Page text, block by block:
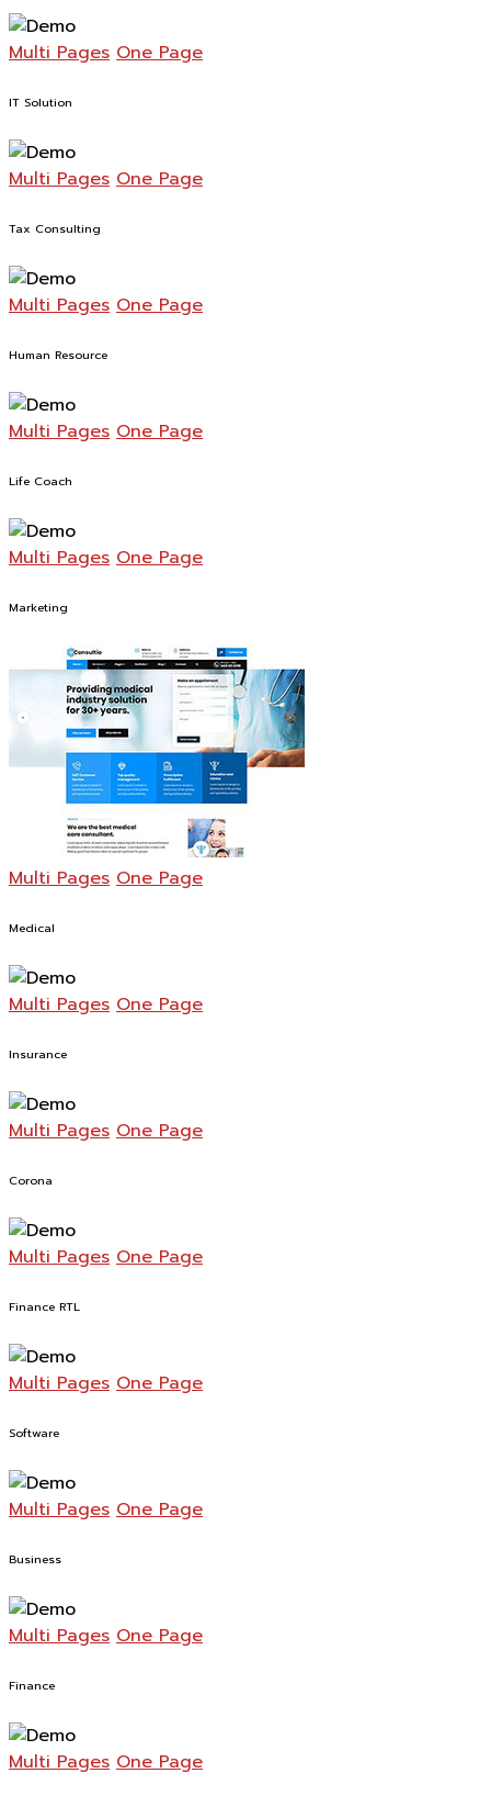
Multi Pages One Page
IT Solution
Multi Pages One Page
Tax Consulting
Multi Pages One Page
Human Resource
Multi Pages One Page
Life Coach
Multi Pages One Page
Marketing
Multi Pages One Page
Medical
Multi Pages One Page
Insurance
Multi Pages One Page
Corona
Multi Pages One Page
Finance RTL
Multi Pages One Page
Software
Multi Pages One Page
Business
Multi Pages One Page
Finance
Multi Pages One Page